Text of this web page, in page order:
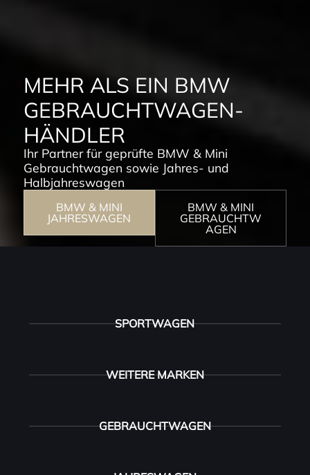
MEHR ALS EIN BMW
GEBRAUCHTWAGEN­
HÄNDLER
Ihr Partner für geprüfte BMW & Mini
Gebrauchtwagen sowie Jahres- und
Halbjahreswagen
BMW & MINI
JAHRESWAGEN
BMW & MINI
GEBRAUCHTW
AGEN
SPORTWAGEN
WEITERE MARKEN
GEBRAUCHTWAGEN